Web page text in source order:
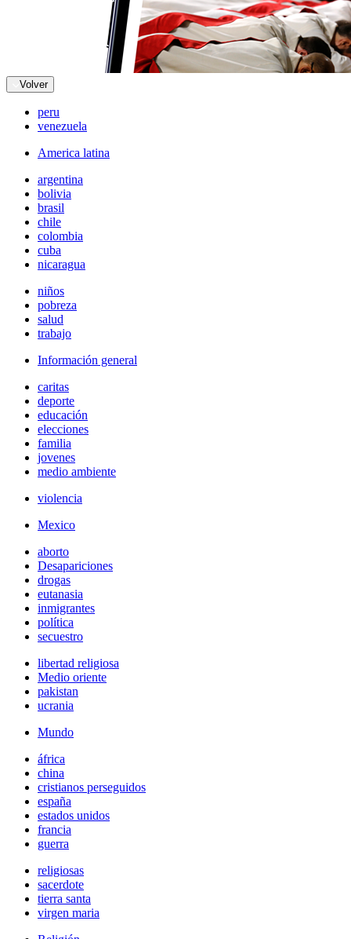
Volver
peru
venezuela
America latina
argentina
bolivia
brasil
chile
colombia
cuba
nicaragua
niños
pobreza
salud
trabajo
Información general
caritas
deporte
educación
elecciones
familia
jovenes
medio ambiente
violencia
Mexico
aborto
Desapariciones
drogas
eutanasia
inmigrantes
política
secuestro
libertad religiosa
Medio oriente
pakistan
ucrania
Mundo
áfrica
china
cristianos perseguidos
españa
estados unidos
francia
guerra
religiosas
sacerdote
tierra santa
virgen maria